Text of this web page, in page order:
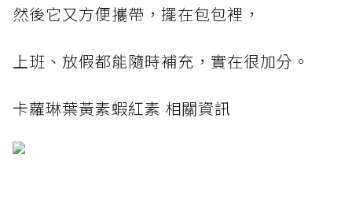
然後它又方便攜帶，擺在包包裡，
上班、放假都能隨時補充，實在很加分。
卡蘿琳葉黃素蝦紅素 相關資訊